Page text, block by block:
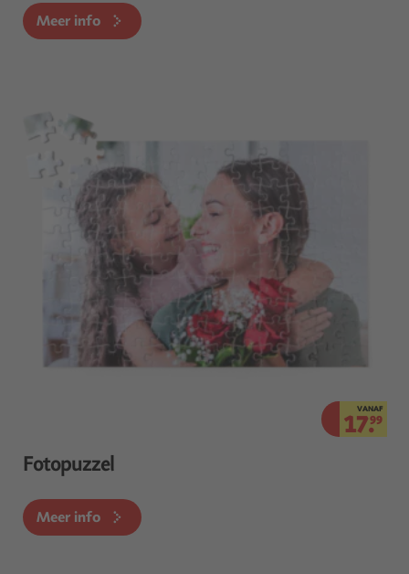
Meer info
VANAF
17.99
Fotopuzzel
Meer info